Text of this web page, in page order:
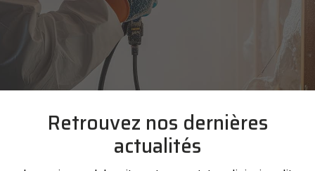
Retrouvez nos dernières
actualités